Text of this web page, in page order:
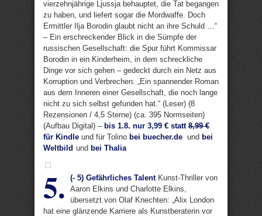
vierzehnjährige Ljussja behauptet, die Tat begangen
zu haben, und liefert sogar die Mordwaffe. Doch
Ermittler Ilja Borodin glaubt nicht an ihre Schuld …“
– Ein erschreckender Blick in die Sümpfe der
russischen Gesellschaft: die Spur führt Kommissar
Borodin in ein Kinderheim, in dem schreckliche
Dinge vor sich gehen – gedeckt durch ein Netz aus
Korruption und Verbrechen. „Ein spannender Roman
aus dem Inneren einer Gesellschaft, die noch lange
nicht zu sich selbst gefunden hat.“ (Leser) (8
Rezensionen / 4,5 Sterne) (ca. 395 Normseiten)
(Aufbau Digital) – bis 1.8. nur 3,99 € statt 8,99 €
für Kindle und für Tolino bei buecher.de und bei
Weltbild und bei Thalia
5. (- 5) Gefährliches TalentKunst-Thriller von
Aaron Elkins und Charlotte Elkins,
übersetzt von Olaf Knechten: „Alix London
hat eine glänzende Karriere als Kunstberaterin vor